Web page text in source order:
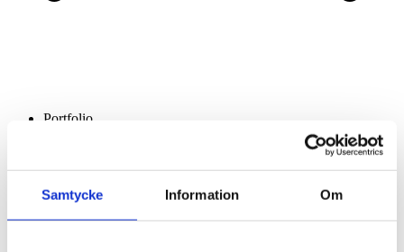
Samtycke Information Om
Portfolio
Contact